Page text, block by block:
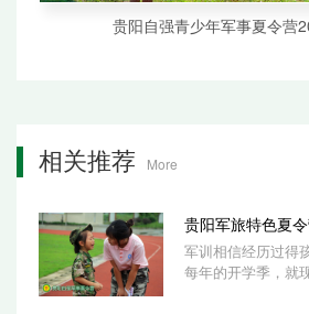
贵阳自强青少年军事夏令营
相关推荐 More
军训相信经历过得
每年的开学季，就